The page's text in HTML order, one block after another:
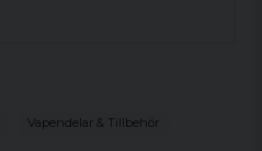
Vapendelar & Tillbehör